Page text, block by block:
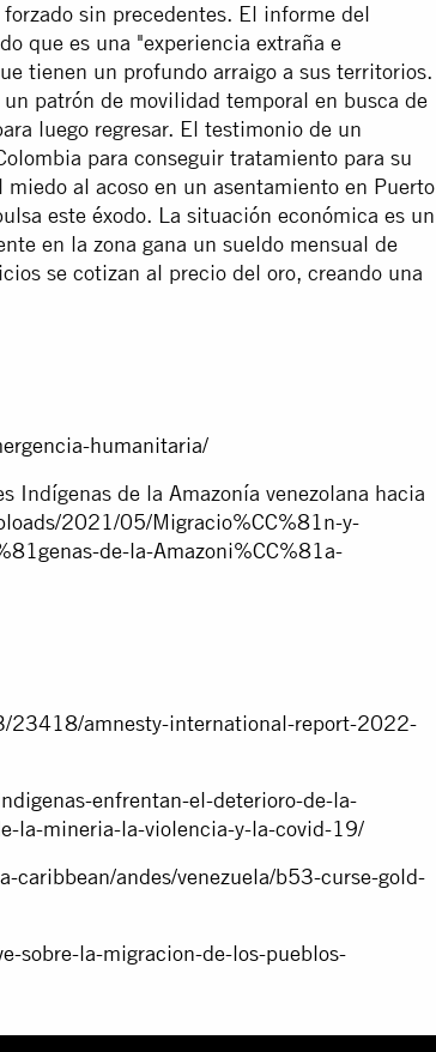
sin precedentes. El informe del
que es una "experiencia extraña e
tienen un profundo arraigo a sus territorios.
patrón de movilidad temporal en busca de
luego regresar. El testimonio de un
para conseguir tratamiento para su
al acoso en un asentamiento en Puerto
este éxodo. La situación económica es un
en la zona gana un sueldo mensual de
se cotizan al precio del oro, creando una
humanitaria/
Indígenas de la Amazonía venezolana hacia
2021/05/Migracio%CC%81n-y-
de-la-Amazoni%CC%81a-
23418/amnesty-international-report-2022-
enfrentan-el-deterioro-de-la-
la-mineria-la-violencia-y-la-covid-19/
caribbean/andes/venezuela/b53-curse-gold-
sobre-la-migracion-de-los-pueblos-